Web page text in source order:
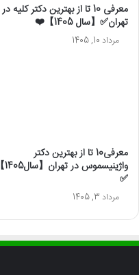
معرفی 10 تا از بهترین دکتر کلیه در
تهران✅【سال 1405】❤️
مرداد 10, 1405
معرفی10 تا از بهترین دکتر
واژینیسموس در تهران【سال1405】
✅
مرداد 3, 1405